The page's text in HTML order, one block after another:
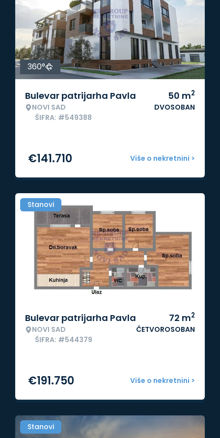
360°
Bulevar patrijarha Pavla
NOVI SAD
ŠIFRA: #549388
50 m2
DVOSOBAN
Više o nekretnini >
€141.710
Stanovi
Bulevar patrijarha Pavla
NOVI SAD
ŠIFRA: #544379
72 m2
ČETVOROSOBAN
Više o nekretnini >
€191.750
Stanovi